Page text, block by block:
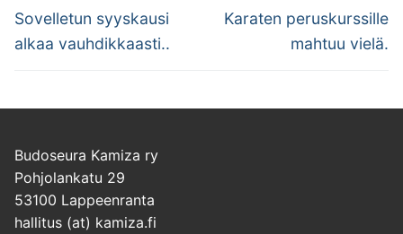
selaus
Previous
post:
Sovelletun syyskausi
alkaa vauhdikkaasti..
Next
Karaten peruskurssille
mahtuu vielä.
Budoseura Kamiza ry
Pohjolankatu 29
53100 Lappeenranta
hallitus (at) kamiza.fi